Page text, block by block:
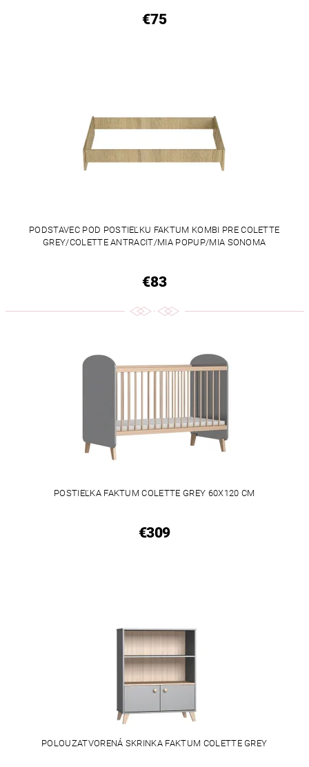
€75
PODSTAVEC POD POSTIEĽKU FAKTUM KOMBI PRE COLETTE
GREY/COLETTE ANTRACIT/MIA POPUP/MIA SONOMA
€83
POSTIEĽKA FAKTUM COLETTE GREY 60X120 CM
€309
POLOUZATVORENÁ SKRINKA FAKTUM COLETTE GREY